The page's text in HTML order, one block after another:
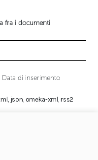
fra i documenti
Data di inserimento
json omeka-xml rss2